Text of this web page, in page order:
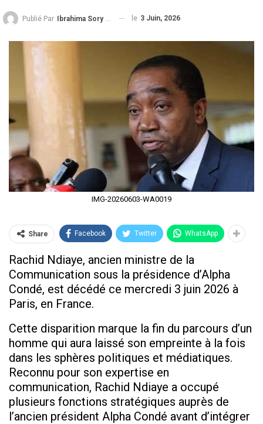
Publié Par Ibrahima Sory Diallo le 3 Juin, 2026
IMG-20260603-WA0019
Share Facebook Twitter WhatsApp
Rachid Ndiaye, ancien ministre de la
Communication sous la présidence d’Alpha
Condé, est décédé ce mercredi 3 juin 2026 à
Paris, en France.
Cette disparition marque la fin du parcours d’un
homme qui aura laissé son empreinte à la fois
dans les sphères politiques et médiatiques.
Reconnu pour son expertise en
communication, Rachid Ndiaye a occupé
plusieurs fonctions stratégiques auprès de
l’ancien président Alpha Condé avant d’intégrer